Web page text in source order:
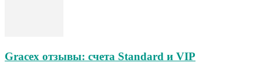
Gracex отзывы: счета Standard и VIP